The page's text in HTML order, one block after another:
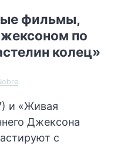
фильмы,
по
колец»
и «Живая
Джексона
с